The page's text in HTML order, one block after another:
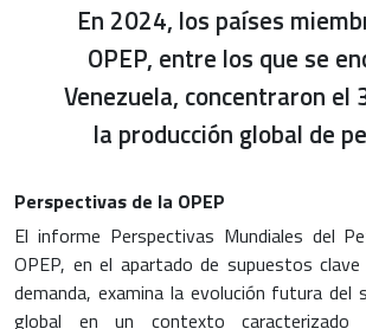
En 2024, los países
OPEP, entre los que se
Venezuela, concentraron el
la producción global de
Perspectivas de la OPEP
El informe Perspectivas Mundiales del
OPEP, en el apartado de supuestos
demanda, examina la evolución futura del
global en un contexto caracterizado